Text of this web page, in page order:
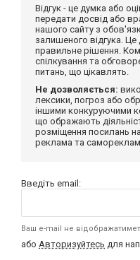
Відгук - це думка або
передати досвід або
нашого сайту з
залишеного відгука.
правильне рішення.
спілкування та
питань, що цікавлять.
Не дозволяється:
лексики, погроз або
іншими конкуруючими
що ображають
розміщення посилань
реклама та
Введіть email:
Ваш e-mail не
або Авторизуйтесь для